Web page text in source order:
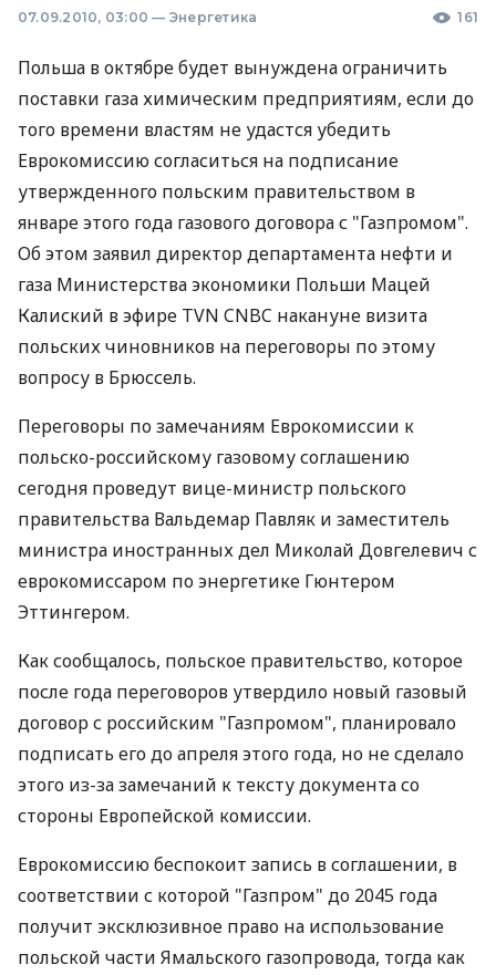
07.09.2010, 03:00 — Энергетика 161
Польша в октябре будет вынуждена ограничить
поставки газа химическим предприятиям, если до
того времени властям не удастся убедить
Еврокомиссию согласиться на подписание
утвержденного польским правительством в
январе этого года газового договора с "Газпромом".
Об этом заявил директор департамента нефти и
газа Министерства экономики Польши Мацей
Калиский в эфире TVN CNBC накануне визита
польских чиновников на переговоры по этому
вопросу в Брюссель.
Переговоры по замечаниям Еврокомиссии к
польско-российскому газовому соглашению
сегодня проведут вице-министр польского
правительства Вальдемар Павляк и заместитель
министра иностранных дел Миколай Довгелевич с
еврокомиссаром по энергетике Гюнтером
Эттингером.
Как сообщалось, польское правительство, которое
после года переговоров утвердило новый газовый
договор с российским "Газпромом", планировало
подписать его до апреля этого года, но не сделало
этого из-за замечаний к тексту документа со
стороны Европейской комиссии.
Еврокомиссию беспокоит запись в соглашении, в
соответствии с которой "Газпром" до 2045 года
получит эксклюзивное право на использование
польской части Ямальского газопровода, тогда как